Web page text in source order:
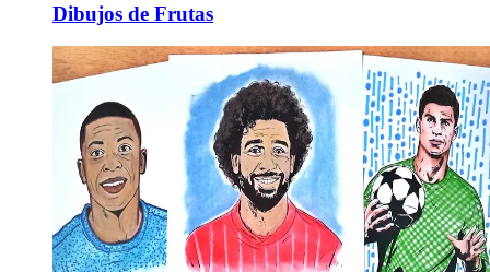
Dibujos de Frutas